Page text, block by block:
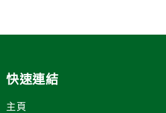
快速連結
主頁